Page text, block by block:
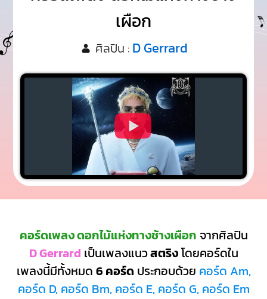
เผือก
ศิลปิน : D Gerrard
คอร์ดเพลง ดอกไม้แห่งทางช้างเผือก จากศิลปิน
D Gerrard เป็นเพลงแนวสตริงโดยคอร์ดใน
เพลงนี้มีทั้งหมด 6 คอร์ด ประกอบด้วย คอร์ด Am,
คอร์ด D, คอร์ด Bm, คอร์ด E, คอร์ด G, คอร์ด Em